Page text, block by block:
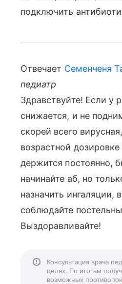
подключить
Отвечает Семенченя
педиатр
Здравствуйте! Если
снижается, и не
скорей всего
возрастной
держится постоянно,
начинайте аб, но
назначить
соблюдайте
Выздоравливайте!
Консультация врача
целях. По итогам
возможных